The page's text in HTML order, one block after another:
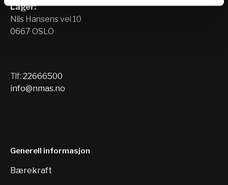
Lager:
Nils Hansens vei 10
0667 OSLO
Tlf: 22666500
info@nmas.no
Generell informasjon
Bærekraft